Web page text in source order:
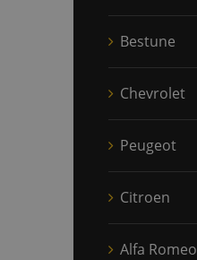
Bestune
Chevrolet
Peugeot
Citroen
Alfa Romeo